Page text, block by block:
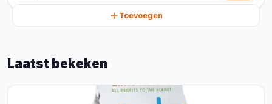
Toevoegen
Laatst bekeken